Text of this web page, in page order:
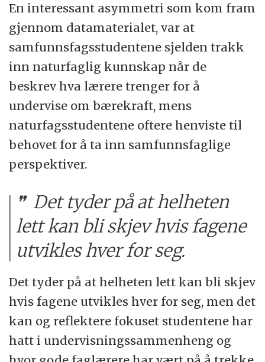
En interessant asymmetri som kom fram
gjennom datamaterialet, var at
samfunnsfagsstudentene sjelden trakk
inn naturfaglig kunnskap når de
beskrev hva lærere trenger for å
undervise om bærekraft, mens
naturfagsstudentene oftere henviste til
behovet for å ta inn samfunnsfaglige
perspektiver.
Det tyder på at helheten
lett kan bli skjev hvis fagene
utvikles hver for seg.
Det tyder på at helheten lett kan bli skjev
hvis fagene utvikles hver for seg, men det
kan og reflektere fokuset studentene har
hatt i undervisningssammenheng og